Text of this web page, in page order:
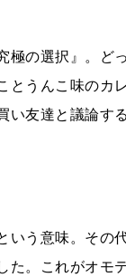
極の選択』。ど
とうんこ味のカ
い友達と議論す
いう意味。その
。これがオモ